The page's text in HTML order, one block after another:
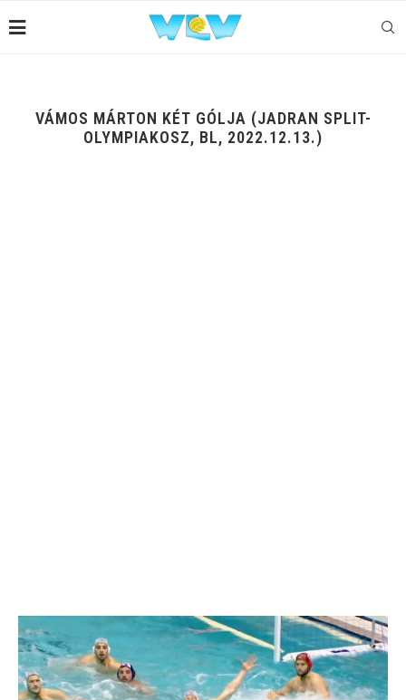
VÁMOS MÁRTON KÉT GÓLJA (JADRAN SPLIT-
OLYMPIAKOSZ, BL, 2022.12.13.)